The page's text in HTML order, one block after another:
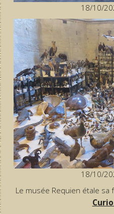
18/10/
18/10/
Le musée Requien étale sa